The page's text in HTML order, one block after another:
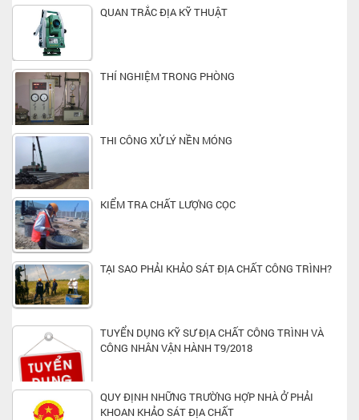
QUAN TRẮC ĐỊA KỸ THUẬT
THÍ NGHIỆM TRONG PHÒNG
THI CÔNG XỬ LÝ NỀN MÓNG
KIỂM TRA CHẤT LƯỢNG CỌC
TẠI SAO PHẢI KHẢO SÁT ĐỊA CHẤT CÔNG TRÌNH?
TUYỂN DỤNG KỸ SƯ ĐỊA CHẤT CÔNG TRÌNH VÀ
CÔNG NHÂN VẬN HÀNH T9/2018
QUY ĐỊNH NHỮNG TRƯỜNG HỢP NHÀ Ở PHẢI
KHOAN KHẢO SÁT ĐỊA CHẤT